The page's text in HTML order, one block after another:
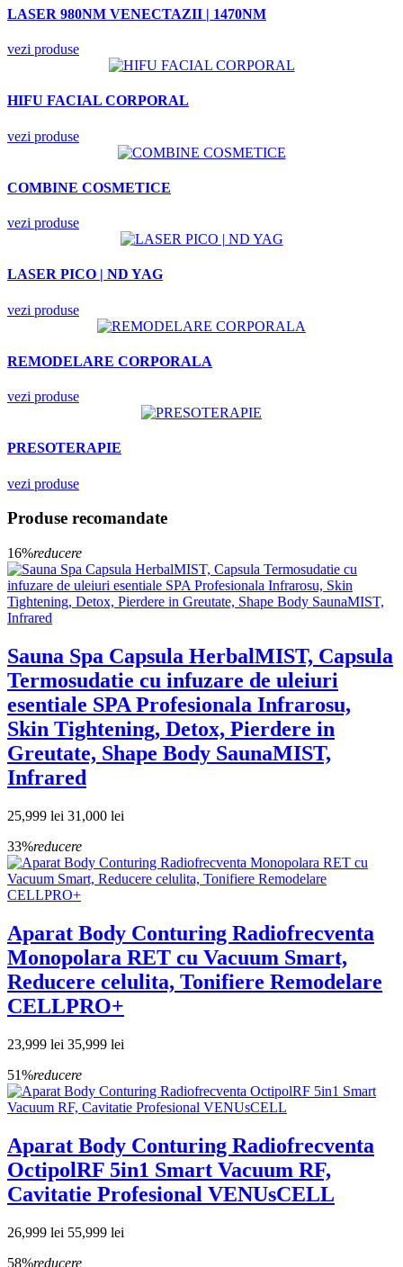
LASER 980NM VENECTAZII | 1470NM
vezi produse
HIFU FACIAL CORPORAL
vezi produse
COMBINE COSMETICE
vezi produse
LASER PICO | ND YAG
vezi produse
REMODELARE CORPORALA
vezi produse
PRESOTERAPIE
vezi produse
Produse recomandate
16%reducere
Sauna Spa Capsula HerbalMIST, Capsula
Termosudatie cu infuzare de uleiuri
esentiale SPA Profesionala Infrarosu,
Skin Tightening, Detox, Pierdere in
Greutate, Shape Body SaunaMIST,
Infrared
25,999 lei 31,000 lei
33%reducere
Aparat Body Conturing Radiofrecventa
Monopolara RET cu Vacuum Smart,
Reducere celulita, Tonifiere Remodelare
CELLPRO+
23,999 lei 35,999 lei
51%reducere
Aparat Body Conturing Radiofrecventa
OctipolRF 5in1 Smart Vacuum RF,
Cavitatie Profesional VENUsCELL
26,999 lei 55,999 lei
58%reducere